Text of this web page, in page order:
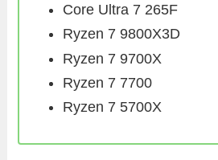
Core Ultra 7 265F
Ryzen 7 9800X3D
Ryzen 7 9700X
Ryzen 7 7700
Ryzen 7 5700X